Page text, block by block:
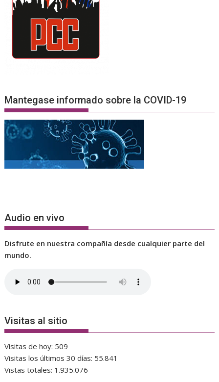
Mantegase informado sobre la COVID-19
Audio en vivo
Disfrute en nuestra compañía desde cualquier parte del
mundo.
Visitas al sitio
Visitas de hoy: 509
Visitas los últimos 30 días: 55.841
Vistas totales: 1.935.076